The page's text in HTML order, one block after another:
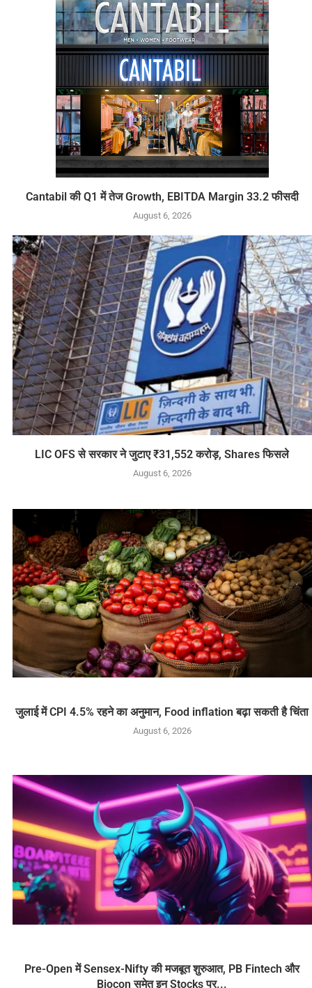
Cantabil की Q1 में तेज Growth, EBITDA Margin 33.2 फीसदी
August 6, 2026
LIC OFS से सरकार ने जुटाए ₹31,552 करोड़, Shares फिसले
August 6, 2026
जुलाई में CPI 4.5% रहने का अनुमान, Food inflation बढ़ा सकती है चिंता
August 6, 2026
Pre-Open में Sensex-Nifty की मजबूत शुरुआत, PB Fintech और
Biocon समेत इन Stocks पर...